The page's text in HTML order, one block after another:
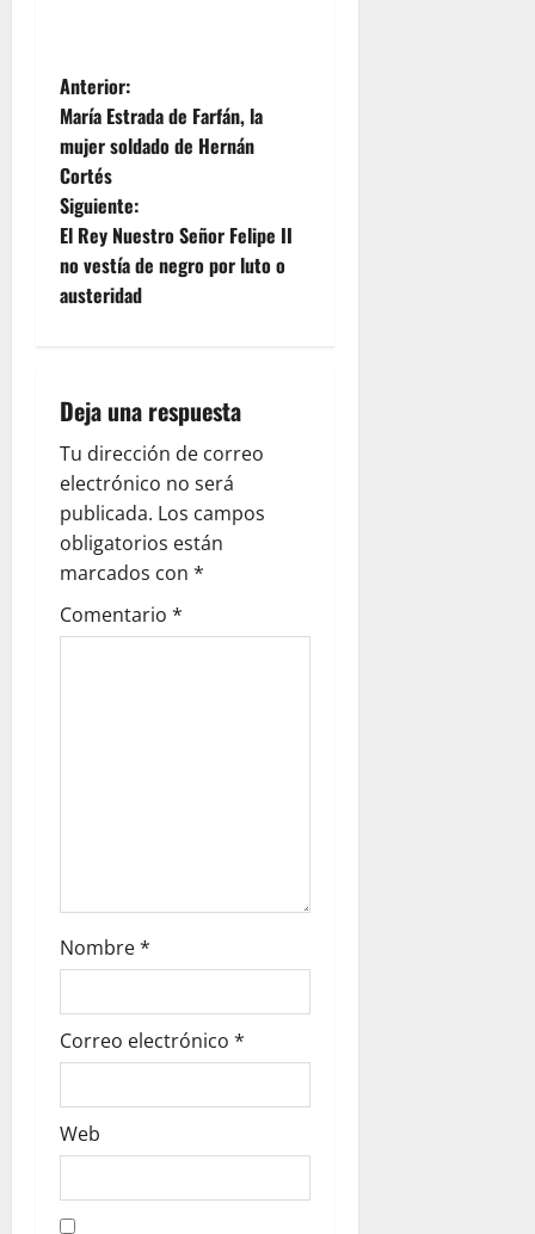
N
a
v
e
g
c
i
ó
n
d
e
d
s
Anterior:
María Estrada de Farfán, la
mujer soldado de Hernán
Cortés
Siguiente:
El Rey Nuestro Señor Felipe II
no vestía de negro por luto o
austeridad
Deja una respuesta
Tu dirección de correo
electrónico no será
publicada. Los campos
obligatorios están
marcados con *
Comentario *
Nombre*
Correo electrónico *
Web